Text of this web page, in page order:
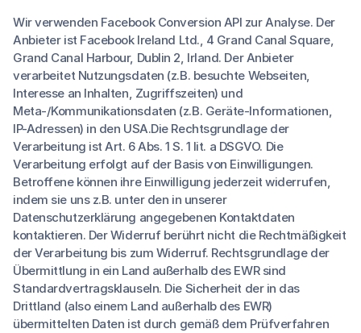
Wir verwenden Facebook Conversion API zur Analyse. Der
Anbieter ist Facebook Ireland Ltd., 4 Grand Canal Square,
Grand Canal Harbour, Dublin 2, Irland. Der Anbieter
verarbeitet Nutzungsdaten (z.B. besuchte Webseiten,
Interesse an Inhalten, Zugriffszeiten) und
Meta-/Kommunikationsdaten (z.B. Geräte-Informationen,
IP-Adressen) in den USA.Die Rechtsgrundlage der
Verarbeitung ist Art. 6 Abs. 1 S. 1 lit. a DSGVO. Die
Verarbeitung erfolgt auf der Basis von Einwilligungen.
Betroffene können ihre Einwilligung jederzeit widerrufen,
indem sie uns z.B. unter den in unserer
Datenschutzerklärung angegebenen Kontaktdaten
kontaktieren. Der Widerruf berührt nicht die Rechtmäßigkeit
der Verarbeitung bis zum Widerruf. Rechtsgrundlage der
Übermittlung in ein Land außerhalb des EWR sind
Standardvertragsklauseln. Die Sicherheit der in das
Drittland (also einem Land außerhalb des EWR)
übermittelten Daten ist durch gemäß dem Prüfverfahren